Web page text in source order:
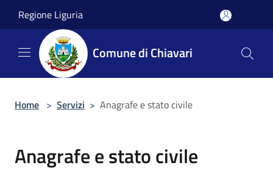
Regione Liguria
Comune di Chiavari
Home > Servizi > Anagrafe e stato civile
Anagrafe e stato civile